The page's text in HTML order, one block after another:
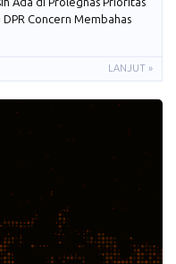
Concern Membahas
LANJUT »